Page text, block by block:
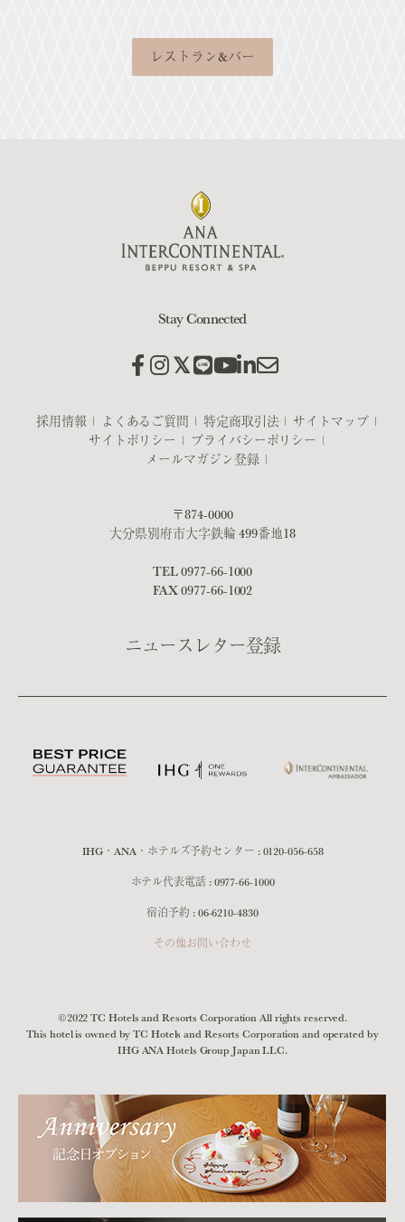
レストラン&バー
Stay Connected
採用情報 よくあるご質問 特定商取引法
サイトマップ
サイトポリシー
プライバシーポリシー
メールマガジン登録
〒874-0000
大分県別府市大字鉄輪 499番地18
TEL0977-66-1000
FAX 0977-66-1002
ニュースレター登録
IHG・ANA・ホテルズ予約センター :0120-056-658
ホテル代表電話 :0977-66-1000
宿泊予約 :06-6210-4830
その他お問い合わせ
©2022 TC Hotels and Resorts Corporation All rights reserved.
This hotel is owned by TC Hotels and Resorts Corporation and operated by
IHG ANA Hotels Group Japan LLC.